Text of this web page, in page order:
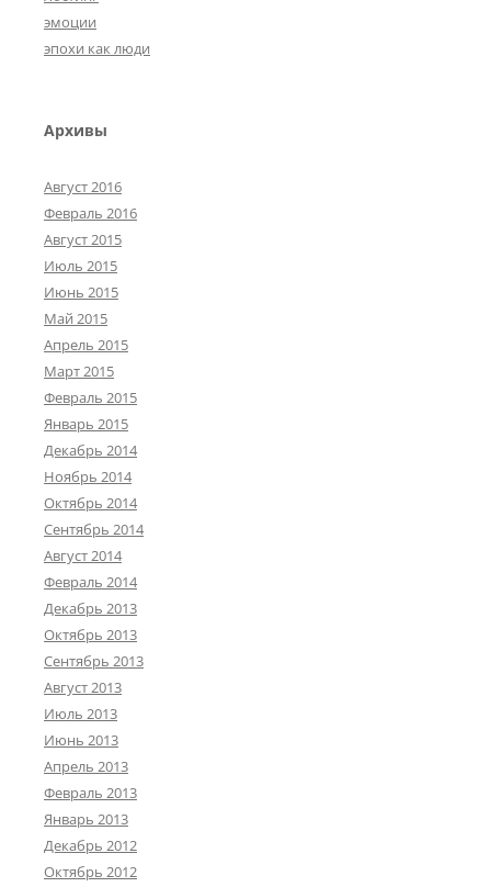
эмоции
эпохи как люди
Архивы
Август 2016
Февраль 2016
Август 2015
Июль 2015
Июнь 2015
Май 2015
Апрель 2015
Март 2015
Февраль 2015
Январь 2015
Декабрь 2014
Ноябрь 2014
Октябрь 2014
Сентябрь 2014
Август 2014
Февраль 2014
Декабрь 2013
Октябрь 2013
Сентябрь 2013
Август 2013
Июль 2013
Июнь 2013
Апрель 2013
Февраль 2013
Январь 2013
Декабрь 2012
Октябрь 2012